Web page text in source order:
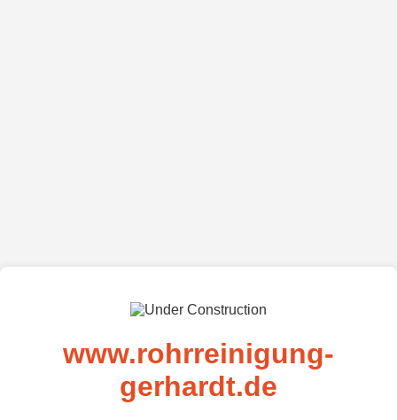
www.rohrreinigung-
gerhardt.de